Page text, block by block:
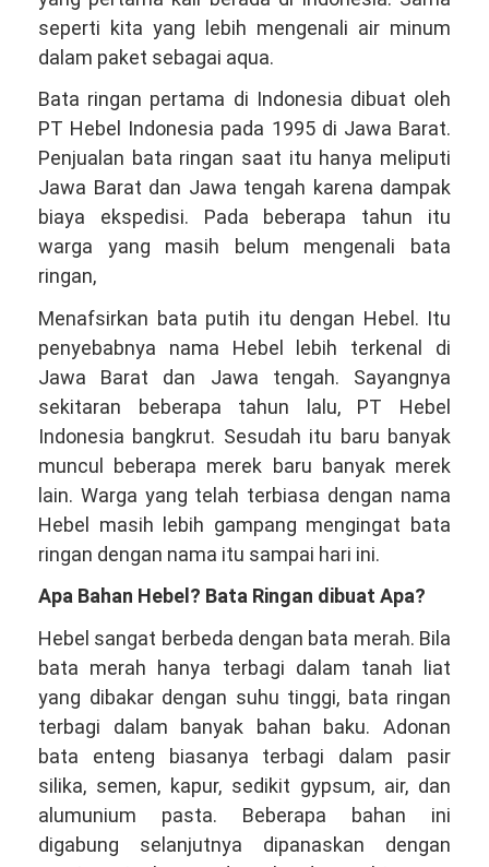
seperti kita yang lebih mengenali air minum
dalam paket sebagai aqua.
Bata ringan pertama di Indonesia dibuat oleh
PT Hebel Indonesia pada 1995 di Jawa Barat.
Penjualan bata ringan saat itu hanya meliputi
Jawa Barat dan Jawa tengah karena dampak
biaya ekspedisi. Pada beberapa tahun itu
warga yang masih belum mengenali bata
ringan,
Menafsirkan bata putih itu dengan Hebel. Itu
penyebabnya nama Hebel lebih terkenal di
Jawa Barat dan Jawa tengah. Sayangnya
sekitaran beberapa tahun lalu, PT Hebel
Indonesia bangkrut. Sesudah itu baru banyak
muncul beberapa merek baru banyak merek
lain. Warga yang telah terbiasa dengan nama
Hebel masih lebih gampang mengingat bata
ringan dengan nama itu sampai hari ini.
Apa Bahan Hebel? Bata Ringan dibuat Apa?
Hebel sangat berbeda dengan bata merah. Bila
bata merah hanya terbagi dalam tanah liat
yang dibakar dengan suhu tinggi, bata ringan
terbagi dalam banyak bahan baku. Adonan
bata enteng biasanya terbagi dalam pasir
silika, semen, kapur, sedikit gypsum, air, dan
alumunium pasta. Beberapa bahan ini
digabung selanjutnya dipanaskan dengan